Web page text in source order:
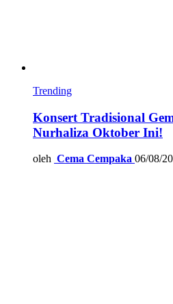
Trending
Konsert Tradisional
Nurhaliza Oktober Ini!
oleh Cema Cempaka 06/08/